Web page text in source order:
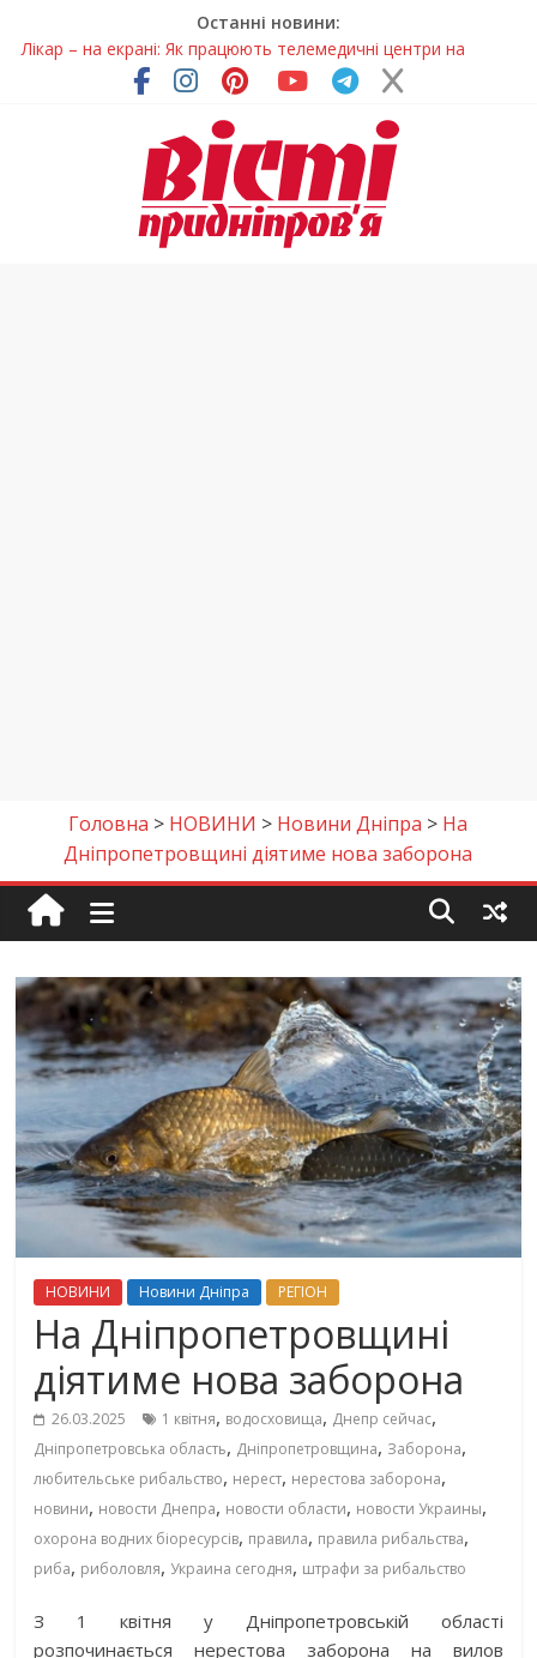
Останні новини:
Лікар – на екрані: Як працюють телемедичні центри на
Дніпропетровщині
У Дніпрі триває масштабна підготовка до опалювального
Пошуки тривають: на Дніпропетровщині досліджують місце
розташування легендарного монастиря (Фото)
Ветерани Дніпропетровщини отримують шанс на власне
Головна > НОВИНИ > Новини Дніпра > На
Дніпропетровщині діятиме нова заборона
НОВИНИ Новини Дніпра РЕГІОН
На Дніпропетровщині
діятиме нова заборона
26.03.2025 1 квітня, водосховища, Днепр сейчас,
Дніпропетровська область, Дніпропетровщина, Заборона,
любительське рибальство, нерест, нерестова заборона,
новини, новости Днепра, новости области, новости Украины,
охорона водних біоресурсів, правила, правила рибальства,
риба, риболовля, Украина сегодня, штрафи за рибальство
З 1 квітня у Дніпропетровській області
розпочинається нерестова заборона на вилов